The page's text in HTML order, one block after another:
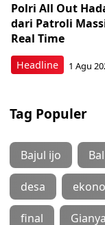
Headline
Polri All Out
dari Patroli
Real Time
1 Agu
Tag Populer
Bajul ijo
desa
final